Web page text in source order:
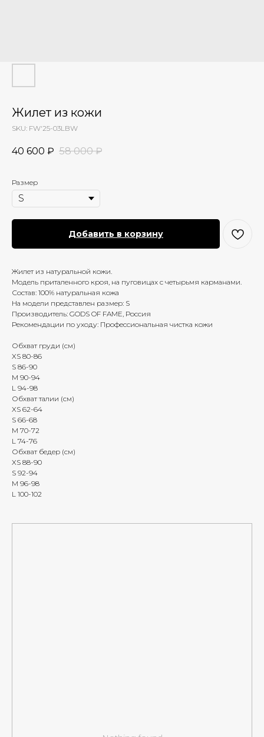
Жилет из кожи
SKU: FW'25-03LBW
40 600 ₽ 58 000 ₽
Размер
Добавить в корзину
Жилет из натуральной кожи.
Модель приталенного кроя, на пуговицах с четырьмя карманами.
Состав: 100% натуральная кожа
На модели представлен размер: S
Производитель: GODS OF FAME, Россия
Рекомендации по уходу: Профессиональная чистка кожи
Обхват груди (см)
XS 80-86
S 86-90
M 90-94
L 94-98
Обхват талии (см)
XS 62-64
S 66-68
M 70-72
L 74-76
Обхват бедер (см)
XS 88-90
S 92-94
M 96-98
L 100-102